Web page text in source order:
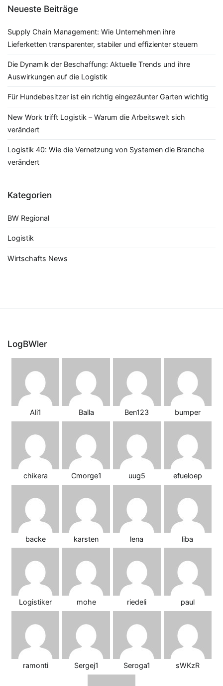
Neueste Beiträge
Supply Chain Management: Wie Unternehmen ihre
Lieferketten transparenter, stabiler und effizienter steuern
Die Dynamik der Beschaffung: Aktuelle Trends und ihre
Auswirkungen auf die Logistik
Für Hundebesitzer ist ein richtig eingezäunter Garten wichtig
New Work trifft Logistik – Warum die Arbeitswelt sich
verändert
Logistik 40: Wie die Vernetzung von Systemen die Branche
verändert
Kategorien
BW Regional
Logistik
Wirtschafts News
LogBWler
Ali1 Balla Ben123 bumper
chikera Cmorge1 uug5 efueloep
backe karsten lena liba
Logistiker mohe riedeli paul
ramonti Sergej1 Seroga1 sWKzR